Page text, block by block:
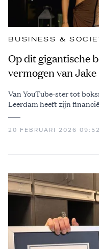
BUSINESS &
Op dit gigantische
vermogen van Jake
Van YouTube-ster tot
Leerdam heeft zijn
20 FEBRUARI 2026 09:52